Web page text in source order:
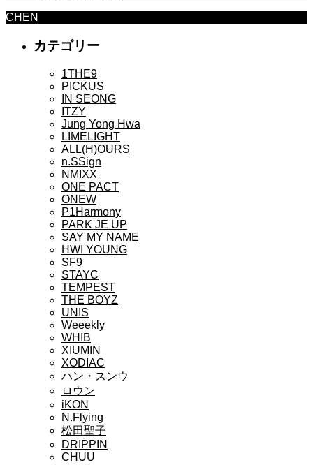
CHEN
カテゴリー
1THE9
PICKUS
IN SEONG
ITZY
Jung Yong Hwa
LIMELIGHT
ALL(H)OURS
n.SSign
NMIXX
ONE PACT
ONEW
P1Harmony
PARK JE UP
SAY MY NAME
HWI YOUNG
SF9
STAYC
TEMPEST
THE BOYZ
UNIS
Weeekly
WHIB
XIUMIN
XODIAC
ハン・スンウ
ロウン
iKON
N.Flying
松田聖子
DRIPPIN
CHUU